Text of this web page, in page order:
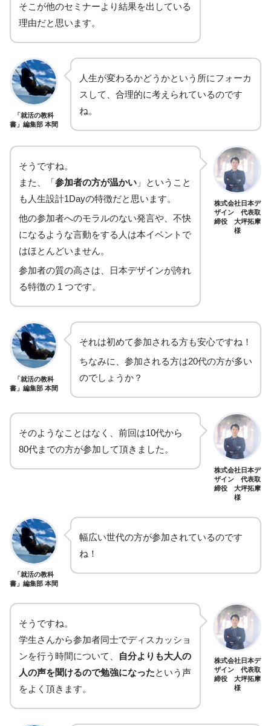
そこが他のセミナーより結果を出している
理由だと思います。
「就活の教科
書」編集部 本間
人生が変わるかどうかという所にフォーカ
スして、合理的に考えられているのです
ね。
そうですね。
また、「参加者の方が温かい 」ということ
も人生設計1Dayの特徴だと思います。
他の参加者へのモラルのない発言や、不快
になるような言動をする人は本イベントで
はほとんどいません。
参加者の質の高さは、日本デザインが誇れ
る特徴の 1 つです。
株式会社日本デ
ザイン 代表取
締役 大坪拓摩
様
「就活の教科
書」編集部 本間
それは初めて参加される方も安心ですね！
ちなみに、参加される方は20代の方が多い
のでしょうか？
そのようなことはなく、前回は10代から
80代までの方が参加して頂きました。
株式会社日本デ
ザイン 代表取
締役 大坪拓摩
様
「就活の教科
書」編集部 本間
幅広い世代の方が参加されているのです
ね！
そうですね。
学生さんから参加者同士でディスカッショ
ンを行う時間について、
自分よりも大人の
人の声を聞けるので勉強になったという声
をよく頂きます。
株式会社日本デ
ザイン 代表取
締役 大坪拓摩
様